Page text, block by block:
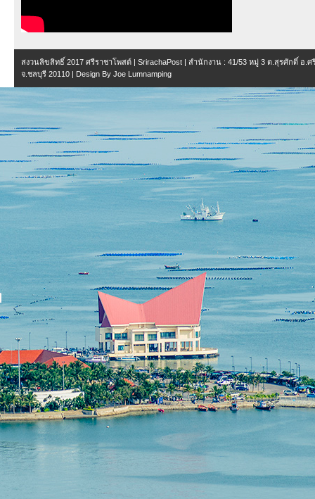
สงวนลิขสิทธิ์ 2017 ศรีราชาโพสต์ | SrirachaPost | สำนักงาน : 41/53 หมู่ 3 ต.สุรศักดิ์ อ.ศ
จ.ชลบุรี 20110 | Design By Joe Lumnamping